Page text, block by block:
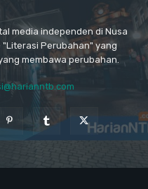
media independen di Nusa
Perubahan" yang
membawa perubahan.